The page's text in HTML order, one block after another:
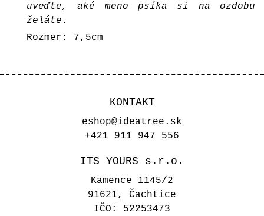
uveďte, aké meno psíka si na ozdobu
želáte.
Rozmer: 7,5cm
KONTAKT
eshop@ideatree.sk
+421 911 947 556
ITS YOURS s.r.o.
Kamence 1145/2
91621, Čachtice
IČO: 52253473